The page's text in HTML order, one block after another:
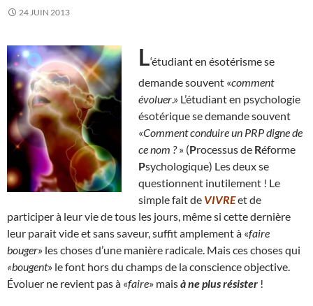
24 JUIN 2013
L‘étudiant en ésotérisme se
demande souvent «comment
évoluer.» L’étudiant en psychologie
ésotérique se demande souvent
«Comment conduire un PRP digne de
ce nom ?» (Processus de Réforme
Psychologique) Les deux se
questionnent inutilement ! Le
simple fait de VIVREet de
participer à leur vie de tous les jours, même si cette dernière
leur parait vide et sans saveur, suffit amplement à «faire
bouger» les choses d’une manière radicale. Mais ces choses qui
«bougent» le font hors du champs de la conscience objective.
Évoluer ne revient pas à «faire» maisà ne plus résister !